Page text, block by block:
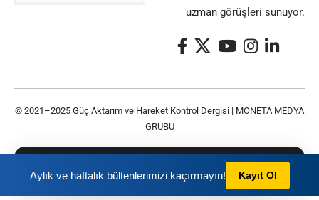
Şartlarını kabul etmiş olursunuz.
TAMAM
uzman görüşleri sunuyor.
© 2021–2025 Güç Aktarım ve Hareket Kontrol Dergisi | MONETA MEDYA
GRUBU
Aylık ve haftalık bültenlerimizi kaçırmayın! Kayıt Ol